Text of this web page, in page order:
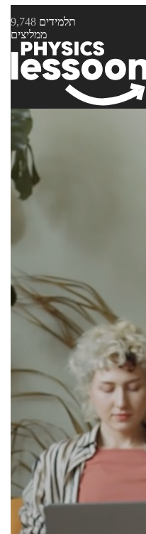
9,748 תלמידים
ממליצים